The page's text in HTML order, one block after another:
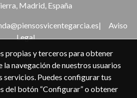
Madrid, España
| Aviso
Legal
propias y terceros para obtener
navegación de nuestros usuarios
servicios. Puedes configurar tus
del botón “Configurar” o obtener